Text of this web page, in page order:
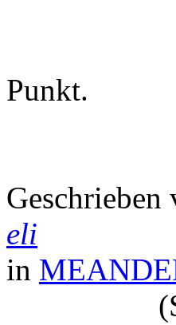
Punkt.
Geschrieben
eli
in